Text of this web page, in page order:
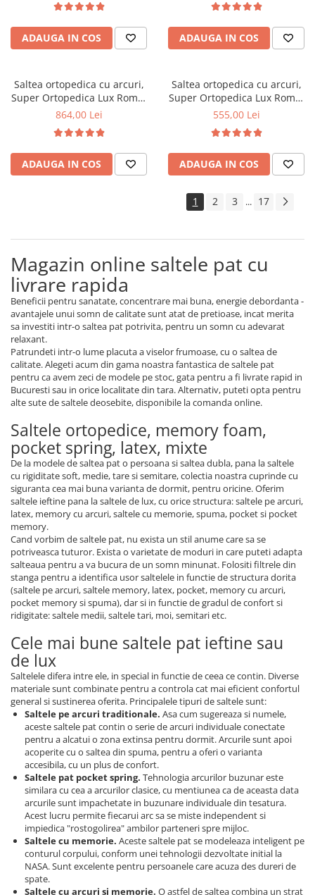
fata vara-iarna, sistem
aerisire cu butoni, Saltex
ADAUGA IN COS
fata vara-iarna, sistem
aerisire cu butoni, Saltex
ADAUGA IN COS
Saltea ortopedica cu arcuri,
Super Ortopedica Lux Roma,
140x200x23cm, fermitate tare,
vara-iarna, sistem aerisire
perimetral, Saltex
864,00 Lei
ADAUGA IN COS
Saltea ortopedica cu arcuri,
Super Ortopedica Lux Roma,
90x200x23cm, fermitate tare,
vara-iarna, sistem aerisire
perimetral, Saltex
555,00 Lei
ADAUGA IN COS
1 2 3 ... 17
Magazin online saltele pat cu
livrare rapida
Beneficii pentru sanatate, concentrare mai buna, energie debordanta -
avantajele unui somn de calitate sunt atat de pretioase, incat merita
sa investiti intr-o saltea pat potrivita, pentru un somn cu adevarat
relaxant.
Patrundeti intr-o lume placuta a viselor frumoase, cu o saltea de
calitate. Alegeti acum din gama noastra fantastica de saltele pat
pentru ca avem zeci de modele pe stoc, gata pentru a fi livrate rapid in
Bucuresti sau in orice localitate din tara. Alternativ, puteti opta pentru
alte sute de saltele deosebite, disponibile la comanda online.
Saltele ortopedice, memory foam,
pocket spring, latex, mixte
De la modele de saltea pat o persoana si saltea dubla, pana la saltele
cu rigiditate soft, medie, tare si semitare, colectia noastra cuprinde cu
siguranta cea mai buna varianta de dormit, pentru oricine. Oferim
saltele ieftine pana la saltele de lux, cu orice structura: saltele pe arcuri,
latex, memory cu arcuri, saltele cu memorie, spuma, pocket si pocket
memory.
Cand vorbim de saltele pat, nu exista un stil anume care sa se
potriveasca tuturor. Exista o varietate de moduri in care puteti adapta
salteaua pentru a va bucura de un somn minunat. Folositi filtrele din
stanga pentru a identifica usor saltelele in functie de structura dorita
(saltele pe arcuri, saltele memory, latex, pocket, memory cu arcuri,
pocket memory si spuma), dar si in functie de gradul de confort si
ridigitate: saltele medii, saltele tari, moi, semitari etc.
Cele mai bune saltele pat ieftine sau
de lux
Saltelele difera intre ele, in special in functie de ceea ce contin. Diverse
materiale sunt combinate pentru a controla cat mai eficient confortul
general si sustinerea oferita. Principalele tipuri de saltele sunt:
Saltele pe arcuri traditionale. Asa cum sugereaza si numele,
aceste saltele pat contin o serie de arcuri individuale conectate
pentru a alcatui o zona extinsa pentru dormit. Arcurile sunt apoi
acoperite cu o saltea din spuma, pentru a oferi o varianta
accesibila, cu un plus de confort.
Saltele pat pocket spring. Tehnologia arcurilor buzunar este
similara cu cea a arcurilor clasice, cu mentiunea ca de aceasta data
arcurile sunt impachetate in buzunare individuale din tesatura.
Acest lucru permite fiecarui arc sa se miste independent si
impiedica "rostogolirea" ambilor parteneri spre mijloc.
Saltele cu memorie. Aceste saltele pat se modeleaza inteligent pe
conturul corpului, conform unei tehnologii dezvoltate initial la
NASA. Sunt excelente pentru persoanele care acuza des dureri de
spate.
Saltele cu arcuri si memorie. O astfel de saltea combina un strat